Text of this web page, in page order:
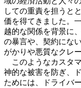
しての重責を担うと
価を得てきました。
越的な関係を背景に
の暴言や、契約にな
がかりや悪質なクレ
このようなカスタ
神的な被害を防ぎ、
ためには、ドライバ